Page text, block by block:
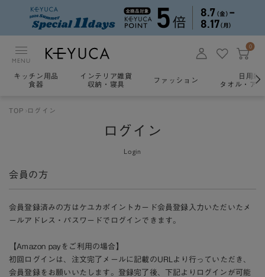
MENU
0
キッチン用品
食器
インテリア雑貨
収納・寝具
ファッション
日用雑
タオル・ア
TOP ログイン
ログイン
Login
会員の方
会員登録済みの方はケユカポイントカード会員登録入力いただいたメ
ールアドレス・パスワードでログインできます。
【Amazon payをご利用の場合】
初回ログインは、注文完了メールに記載のURLより行っていただき、
会員登録をお願いいたします。登録完了後、下記よりログインが可能